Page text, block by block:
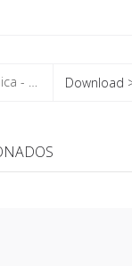
Download